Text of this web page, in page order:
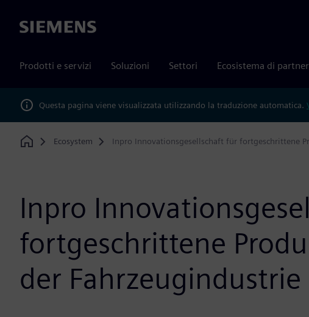
Siemens
Prodotti e servizi Soluzioni Settori Ecosistema di partner
Questa pagina viene visualizzata utilizzando la traduzione automatica.
Home
Ecosystem Inpro Innovationsgesellschaft für fortgeschrittene
Inpro
fortgeschrittene
der Fahrzeugindustrie